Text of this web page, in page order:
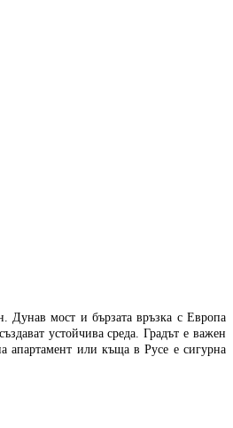
Дунав мост и бързата връзка с Европа
устойчива среда. Градът е важен
апартамент или къща в Русе е сигурна